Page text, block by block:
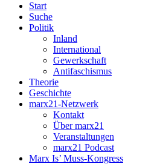
Start
Suche
Politik
Inland
International
Gewerkschaft
Antifaschismus
Theorie
Geschichte
marx21-Netzwerk
Kontakt
Über marx21
Veranstaltungen
marx21 Podcast
Marx Is’ Muss-Kongress